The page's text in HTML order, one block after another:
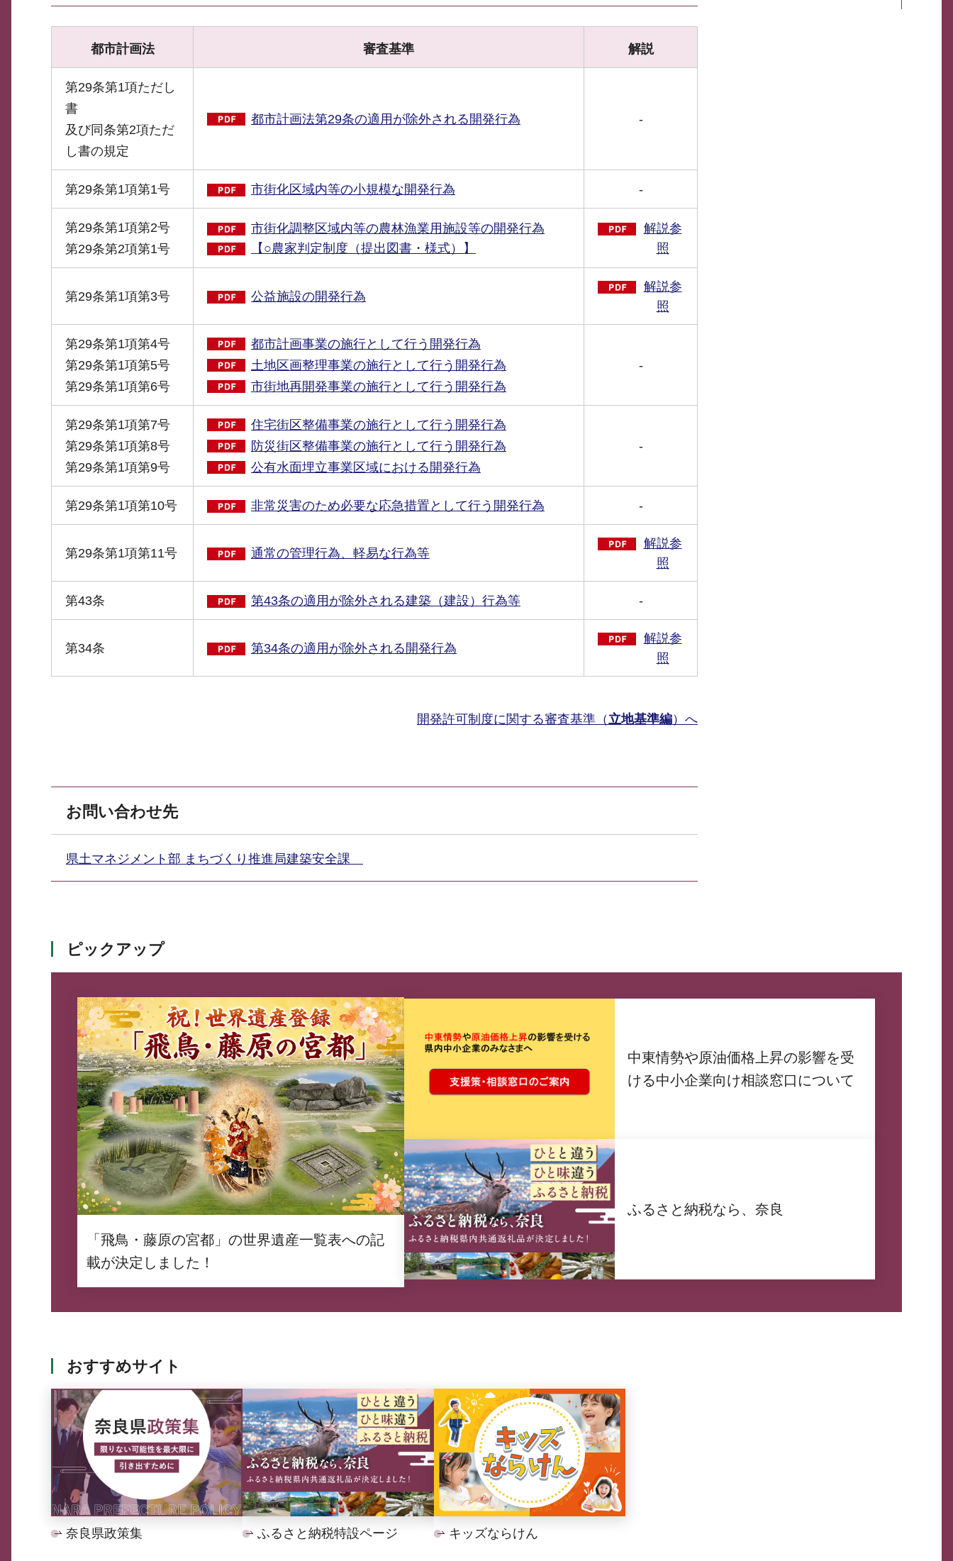
都市計画法 審査基準 解説
第29条第1項ただし
書
及び同条第2項ただ
し書の規定
都市計画法第29条の適用が除外される開発行為 -
第29条第1項第1号 市街化区域内等の小規模な開発行為 -
第29条第1項第2号
第29条第2項第1号
市街化調整区域内等の農林漁業用施設等の開発行為
【○農家判定制度（提出図書・様式）】
解説参
照
第29条第1項第3号 公益施設の開発行為
解説参
照
第29条第1項第4号
第29条第1項第5号
第29条第1項第6号
都市計画事業の施行として行う開発行為
土地区画整理事業の施行として行う開発行為
市街地再開発事業の施行として行う開発行為
-
第29条第1項第7号
第29条第1項第8号
第29条第1項第9号
住宅街区整備事業の施行として行う開発行為
防災街区整備事業の施行として行う開発行為
公有水面埋立事業区域における開発行為
-
第29条第1項第10号 非常災害のため必要な応急措置として行う開発行為 -
第29条第1項第11号 通常の管理行為、軽易な行為等
解説参
照
第43条 第43条の適用が除外される建築（建設）行為等 -
第34条 第34条の適用が除外される開発行為
解説参
照
開発許可制度に関する審査基準（立地基準編）へ
お問い合わせ先
県土マネジメント部 まちづくり推進局建築安全課
ピックアップ
「飛鳥・藤原の宮都」の世界遺産一覧表への記
載が決定しました！
中東情勢や原油価格上昇の影響を受
ける中小企業向け相談窓口について
ふるさと納税なら、奈良
おすすめサイト
奈良県政策集 ふるさと納税特設ページ キッズならけん